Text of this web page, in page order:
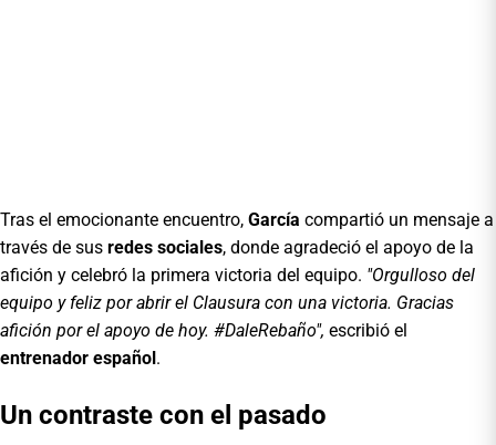
Tras el emocionante encuentro, García compartió un mensaje a
través de sus redes sociales, donde agradeció el apoyo de la
afición y celebró la primera victoria del equipo. "Orgulloso del
equipo y feliz por abrir el Clausura con una victoria. Gracias
afición por el apoyo de hoy. #DaleRebaño", escribió el
entrenador español.
Un contraste con el pasado